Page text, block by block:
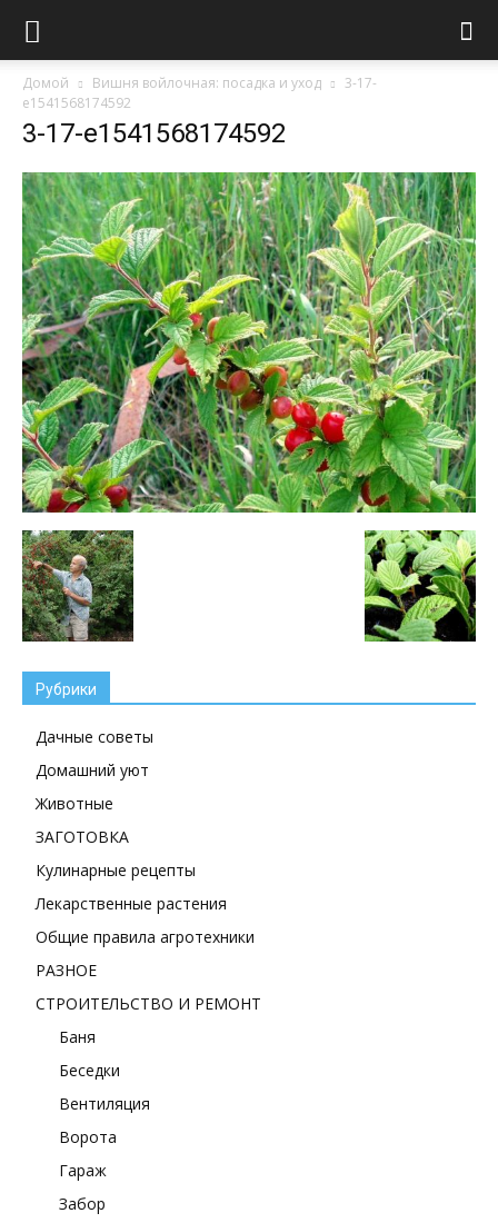
Домой Вишня войлочная: посадка и уход
3-17-
e1541568174592
3-17-e1541568174592
Рубрики
Дачные советы
Домашний уют
Животные
ЗАГОТОВКА
Кулинарные рецепты
Лекарственные растения
Общие правила агротехники
РАЗНОЕ
СТРОИТЕЛЬСТВО И РЕМОНТ
Баня
Беседки
Вентиляция
Ворота
Гараж
Забор